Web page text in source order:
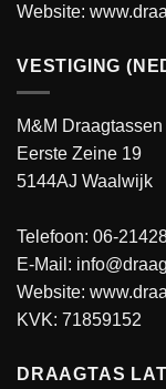
Website:
VESTIGING
M&M
Eerste Zeine 19
5144AJ Waalwijk
Telefoon: 06-
E-Mail:
Website:
KVK: 71859152
DRAAGTAS